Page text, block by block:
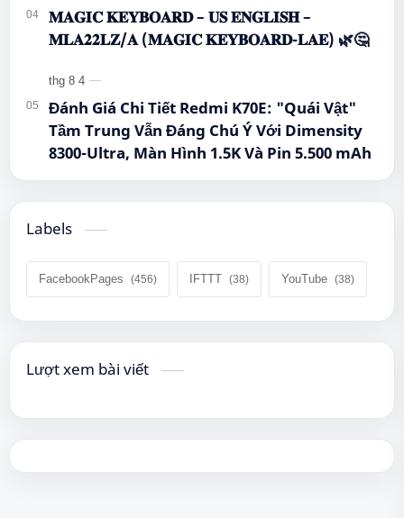
𝐌𝐀𝐆𝐈𝐂 𝐊𝐄𝐘𝐁𝐎𝐀𝐑𝐃 – 𝐔𝐒 𝐄𝐍𝐆𝐋𝐈𝐒𝐇 –
𝐌𝐋𝐀𝟐𝟐𝐋𝐙/𝐀 (𝐌𝐀𝐆𝐈𝐂 𝐊𝐄𝐘𝐁𝐎𝐀𝐑𝐃-𝐋𝐀𝐄) 🌿🤔
Đánh Giá Chi Tiết Redmi K70E: "Quái Vật"
Tầm Trung Vẫn Đáng Chú Ý Với Dimensity
8300-Ultra, Màn Hình 1.5K Và Pin 5.500 mAh
Labels
FacebookPages IFTTT YouTube
Lượt xem bài viết